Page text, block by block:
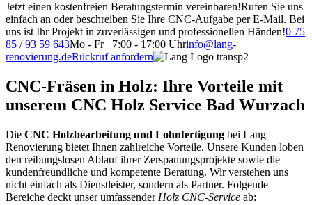
Jetzt einen kostenfreien Beratungstermin vereinbaren!Rufen Sie uns
einfach an oder beschreiben Sie Ihre CNC-Aufgabe per E-Mail. Bei
uns ist Ihr Projekt in zuverlässigen und professionellen Händen!0 75
85 / 93 59 643Mo - Fr 7:00 - 17:00 Uhrinfo@lang-
renovierung.deRückruf anfordern
CNC-Fräsen in Holz: Ihre Vorteile mit
unserem CNC Holz Service Bad Wurzach
Die CNC Holzbearbeitung und Lohnfertigung bei Lang
Renovierung bietet Ihnen zahlreiche Vorteile. Unsere Kunden loben
den reibungslosen Ablauf ihrer Zerspanungsprojekte sowie die
kundenfreundliche und kompetente Beratung. Wir verstehen uns
nicht einfach als Dienstleister, sondern als Partner. Folgende
Bereiche deckt unser umfassender Holz CNC-Service ab: